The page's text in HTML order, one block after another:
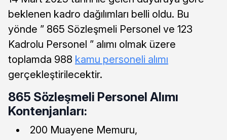
beklenen kadro dağılımları belli oldu. Bu
yönde ” 865 Sözleşmeli Personel ve 123
Kadrolu Personel ” alımı olmak üzere
toplamda 988 kamu personeli alımı
gerçekleştirilecektir.
865 Sözleşmeli Personel Alımı
Kontenjanları:
200 Muayene Memuru,